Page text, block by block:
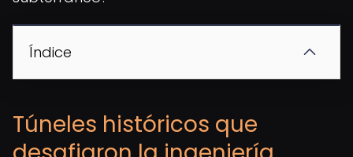
Índice
Túneles históricos que